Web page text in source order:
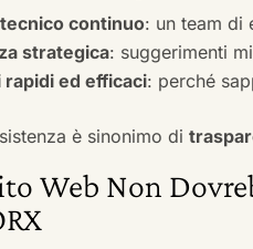
continuo: un team di
strategica: suggerimenti
ed efficaci: perché
è sinonimo di
Web Non